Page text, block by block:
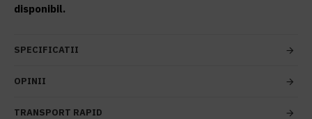
disponibil.
SPECIFICATII
OPINII
TRANSPORT RAPID